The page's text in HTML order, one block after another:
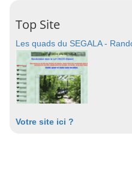
Top Site
Les quads du SEGALA -
Votre site ici ?